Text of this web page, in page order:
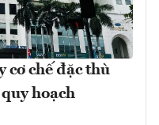
cơ chế đặc thù
hoạch